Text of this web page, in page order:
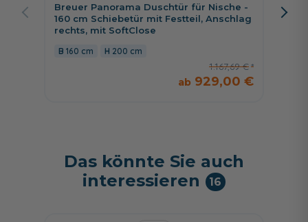
Breuer Panorama Duschtür für Nische -
160 cm Schiebetür mit Festteil, Anschlag
rechts, mit SoftClose
160 cm 200 cm
1.167,69 €
929,00 €
HSK
Das könnte Sie auch
interessieren
16